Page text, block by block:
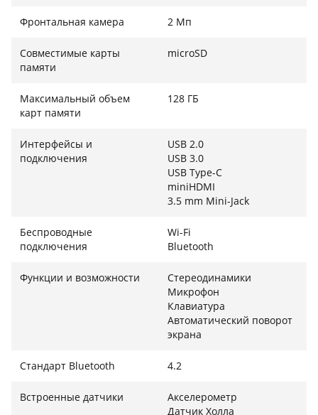
набор разъемов для подключения периферии:
видеовыход mini HDMI для подключения к внешним
наушники 3.5 мм.
Фронтальная камера 2 Мп
Совместимые карты
памяти
microSD
Максимальный объем
карт памяти
128 ГБ
Интерфейсы и
подключения
USB 2.0
USB 3.0
USB Type-C
miniHDMI
3.5 mm Mini-Jack
Беспроводные
подключения
Wi-Fi
Bluetooth
Функции и возможности
Стереодинамики
Микрофон
Клавиатура
Автоматический поворот
экрана
Стандарт Bluetooth 4.2
Встроенные датчики
Акселерометр
Датчик Холла